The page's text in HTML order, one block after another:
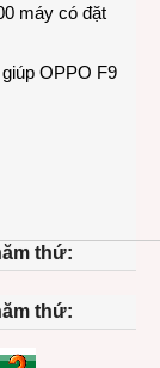
máy có đặt
OPPO F9
thứ:
thứ: